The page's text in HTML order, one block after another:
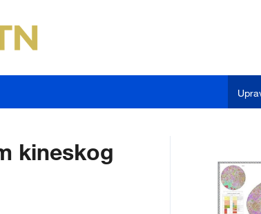
kineskog